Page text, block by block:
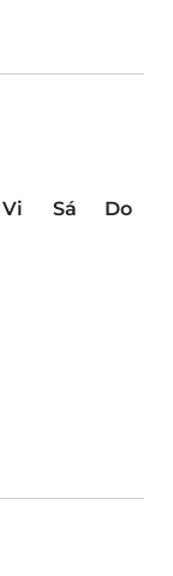
Vi Sá
Do